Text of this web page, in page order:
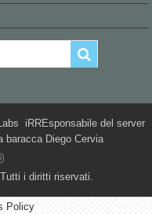
iRREsponsabile del server
Diego Cervia
i diritti riservati.
Policy